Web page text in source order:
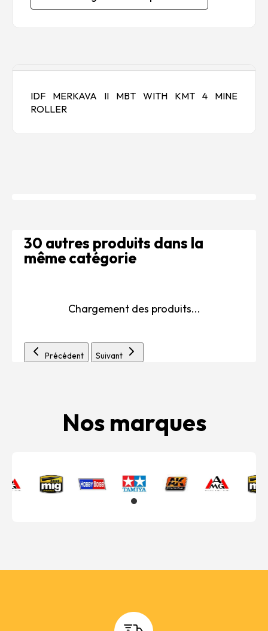
IDF MERKAVA II MBT WITH KMT 4 MINE
ROLLER
30 autres produits dans la
même catégorie
Chargement des produits...
Précédent Suivant
Nos marques